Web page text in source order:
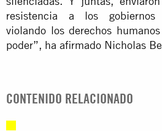
resistencia a los
violando los derechos
poder”, ha afirmado Nicholas
CONTENIDO RELACIONADO